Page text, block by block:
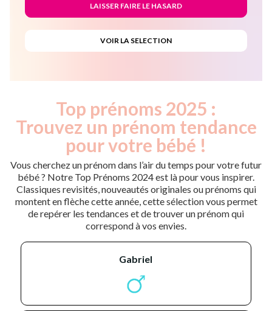
Top prénoms 2025 :
Trouvez un prénom tendance
pour votre bébé !
Vous cherchez un prénom dans l’air du temps pour votre futur
bébé ? Notre Top Prénoms 2024 est là pour vous inspirer.
Classiques revisités, nouveautés originales ou prénoms qui
montent en flèche cette année, cette sélection vous permet
de repérer les tendances et de trouver un prénom qui
correspond à vos envies.
gabriel